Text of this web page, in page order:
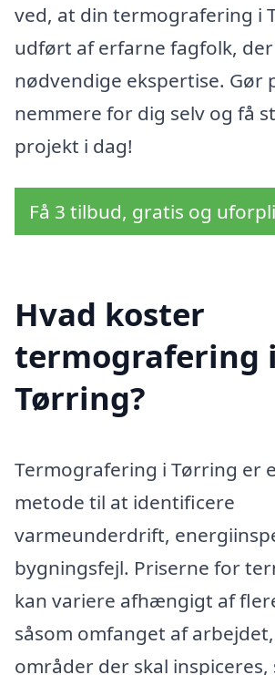
ved, at din termografering i
udført af erfarne fagfolk,
nødvendige ekspertise. Gør
nemmere for dig selv og få
projekt i dag!
Få 3 tilbud, gratis og
Hvad koster
termografering i
Tørring?
Termografering i Tørring er
metode til at identificere
varmeunderdrift,
bygningsfejl. Priserne for
kan variere afhængigt af
såsom omfanget af
områder der skal